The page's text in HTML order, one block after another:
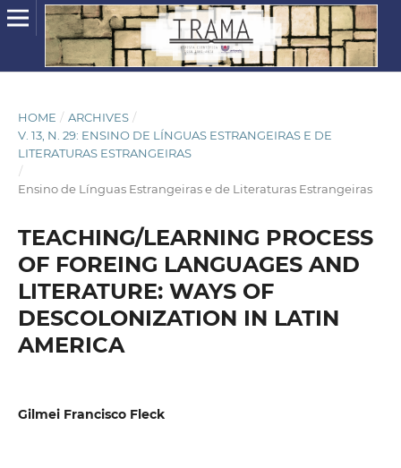
HOME / ARCHIVES /
V. 13, N. 29: ENSINO DE LÍNGUAS ESTRANGEIRAS E DE
LITERATURAS ESTRANGEIRAS
/
Ensino de Línguas Estrangeiras e de Literaturas Estrangeiras
TEACHING/LEARNING PROCESS
OF FOREING LANGUAGES AND
LITERATURE: WAYS OF
DESCOLONIZATION IN LATIN
AMERICA
Gilmei Francisco Fleck